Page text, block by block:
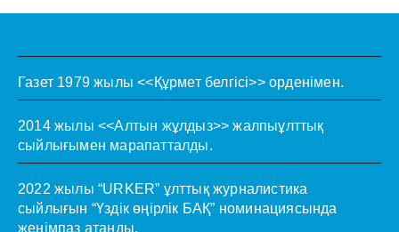
Газет 1979 жылы <<Құрмет белгісі>> орденімен.
2014 жылы <<Алтын жұлдыз>> жалпыұлттық
сыйлығымен марапатталды.
2022 жылы “URKER” ұлттық журналистика
сыйлығын “Үздік өңірлік БАҚ” номинациясында
жеңімпаз атанды.